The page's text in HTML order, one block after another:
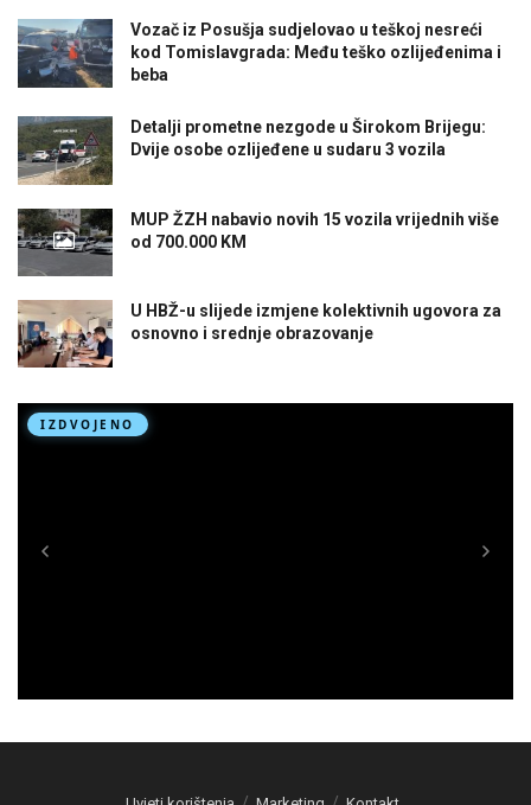
Vozač iz Posušja sudjelovao u teškoj nesreći
kod Tomislavgrada: Među teško ozlijeđenima i
beba
Detalji prometne nezgode u Širokom Brijegu:
Dvije osobe ozlijeđene u sudaru 3 vozila
MUP ŽZH nabavio novih 15 vozila vrijednih više
od 700.000 KM
U HBŽ-u slijede izmjene kolektivnih ugovora za
osnovno i srednje obrazovanje